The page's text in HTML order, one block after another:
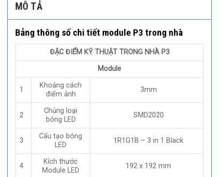
MÔ TẢ
Bảng thông số chi tiết module P3 trong nhà
ĐẶC ĐIỂM KỸ THUẬT TRONG NHÀ P3
Module
1
Khoảng cách
điểm ảnh
3mm
2
Chủng loại
bóng LED
SMD2020
3
Cấu tạo bóng
LED
1R1G1B – 3 in 1 Black
4
Kích thước
Module LED
192 x 192 mm